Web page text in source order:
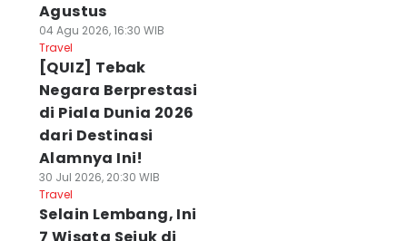
Agustus
04 Agu 2026, 16:30 WIB
Travel
[QUIZ] Tebak
Negara Berprestasi
di Piala Dunia 2026
dari Destinasi
Alamnya Ini!
30 Jul 2026, 20:30 WIB
Travel
Selain Lembang, Ini